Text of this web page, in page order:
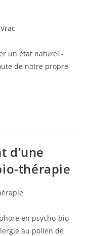
Vrac
un état naturel -
de notre propre
d’une
thérapie
en psycho-bio-
au pollen de